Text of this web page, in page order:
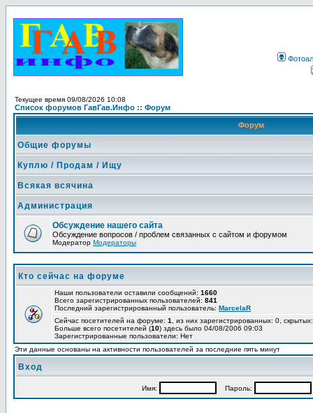
Текущее время 09/08/2026 10:08
Список форумов ГавГав.Инфо :: Форум
Форум
Общие форумы
Куплю / Продам / Ищу
Всякая всячина
Администрация
Обсуждение нашего сайта
Обсуждение вопросов / проблем связанных с сайтом и форумом
Модератор Модераторы
Кто сейчас на форуме
Наши пользователи оставили сообщений: 1660
Всего зарегистрированных пользователей: 841
Последний зарегистрированный пользователь: MarcelaR
Сейчас посетителей на форуме: 1
, из них зарегистрированных: 0,
Больше всего посетителей (10) здесь было 04/08/2006 09:03
Зарегистрированные пользователи: Нет
Эти данные основаны на активности пользователей за последние пять минут
Вход
Имя: Пароль: